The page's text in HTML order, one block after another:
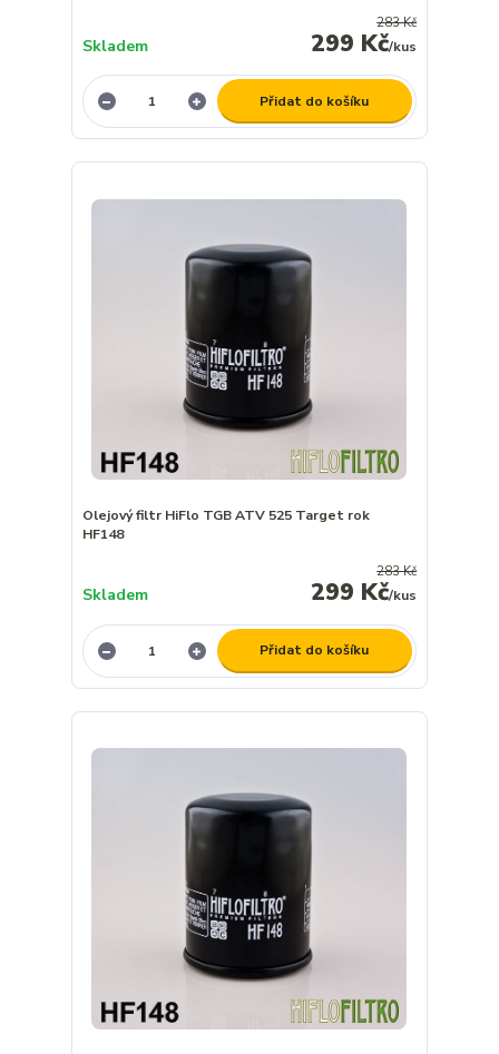
283 Kč
299 Kč/kus
Skladem
Přidat do košíku
Olejový filtr HiFlo TGB ATV 525 Target rok
HF148
283 Kč
299 Kč/kus
Skladem
Přidat do košíku